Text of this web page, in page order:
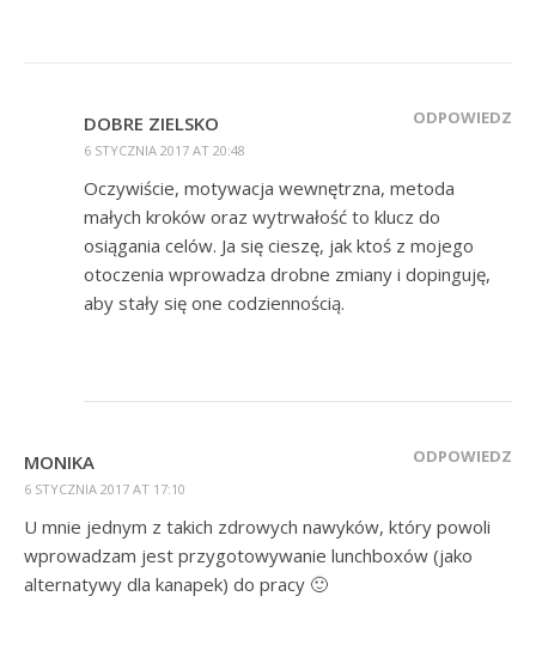
DOBRE ZIELSKO
6 STYCZNIA 2017 AT 20:48
ODPOWIEDZ
Oczywiście, motywacja wewnętrzna, metoda
małych kroków oraz wytrwałość to klucz do
osiągania celów. Ja się cieszę, jak ktoś z mojego
otoczenia wprowadza drobne zmiany i dopinguję,
aby stały się one codziennością.
MONIKA
6 STYCZNIA 2017 AT 17:10
ODPOWIEDZ
U mnie jednym z takich zdrowych nawyków, który powoli
wprowadzam jest przygotowywanie lunchboxów (jako
alternatywy dla kanapek) do pracy 🙂